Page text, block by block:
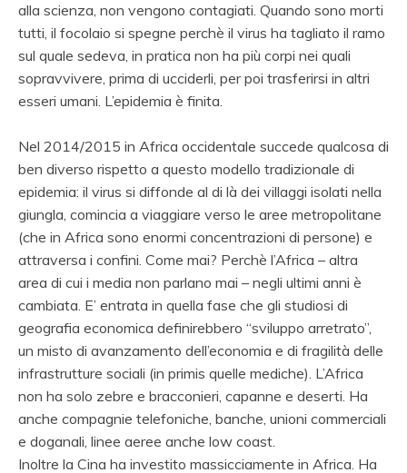
alla scienza, non vengono contagiati. Quando sono morti
tutti, il focolaio si spegne perchè il virus ha tagliato il ramo
sul quale sedeva, in pratica non ha più corpi nei quali
sopravvivere, prima di ucciderli, per poi trasferirsi in altri
esseri umani. L’epidemia è finita.
Nel 2014/2015 in Africa occidentale succede qualcosa di
ben diverso rispetto a questo modello tradizionale di
epidemia: il virus si diffonde al di là dei villaggi isolati nella
giungla, comincia a viaggiare verso le aree metropolitane
(che in Africa sono enormi concentrazioni di persone) e
attraversa i confini. Come mai? Perchè l’Africa – altra
area di cui i media non parlano mai – negli ultimi anni è
cambiata. E’ entrata in quella fase che gli studiosi di
geografia economica definirebbero “sviluppo arretrato”,
un misto di avanzamento dell’economia e di fragilità delle
infrastrutture sociali (in primis quelle mediche). L’Africa
non ha solo zebre e bracconieri, capanne e deserti. Ha
anche compagnie telefoniche, banche, unioni commerciali
e doganali, linee aeree anche low coast.
Inoltre la Cina ha investito massicciamente in Africa. Ha